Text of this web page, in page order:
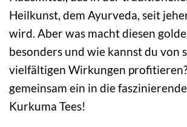
Heilkunst, dem Ayurveda, seit
wird. Aber was macht diesen
besonders und wie kannst du von
vielfältigen Wirkungen
gemeinsam ein in die
Kurkuma Tees!